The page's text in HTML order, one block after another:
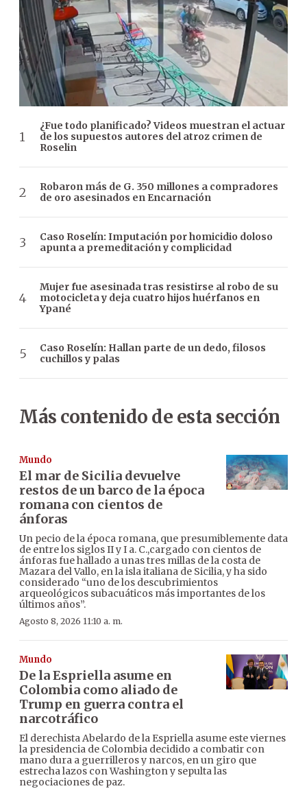
¿Fue todo planificado? Videos muestran el actuar
de los supuestos autores del atroz crimen de
Roselin
Robaron más de G. 350 millones a compradores
de oro asesinados en Encarnación
Caso Roselín: Imputación por homicidio doloso
apunta a premeditación y complicidad
Mujer fue asesinada tras resistirse al robo de su
motocicleta y deja cuatro hijos huérfanos en
Ypané
Caso Roselín: Hallan parte de un dedo, filosos
cuchillos y palas
Más contenido de esta sección
Mundo
El mar de Sicilia devuelve
restos de un barco de la época
romana con cientos de
ánforas
Un pecio de la época romana, que presumiblemente data
de entre los siglos II y I a. C.,cargado con cientos de
ánforas fue hallado a unas tres millas de la costa de
Mazara del Vallo, en la isla italiana de Sicilia, y ha sido
considerado “uno de los descubrimientos
arqueológicos subacuáticos más importantes de los
últimos años”.
Agosto 8, 2026 11:10 a. m.
Mundo
De la Espriella asume en
Colombia como aliado de
Trump en guerra contra el
narcotráfico
El derechista Abelardo de la Espriella asume este viernes
la presidencia de Colombia decidido a combatir con
mano dura a guerrilleros y narcos, en un giro que
estrecha lazos con Washington y sepulta las
negociaciones de paz.